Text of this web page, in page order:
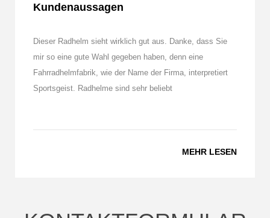
Kundenaussagen
Dieser Radhelm sieht wirklich gut aus. Danke, dass Sie
mir so eine gute Wahl gegeben haben, denn eine
Fahrradhelmfabrik, wie der Name der Firma, interpretiert
Sportsgeist. Radhelme sind sehr beliebt
MEHR LESEN